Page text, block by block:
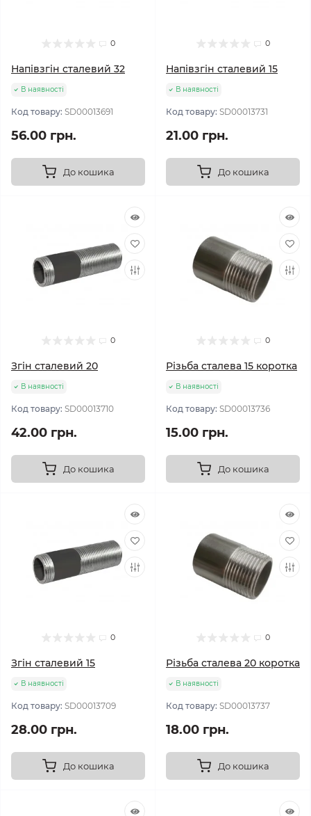
0
Напівзгін сталевий 32
В наявності
Код товару: SD00013691
56.00 грн.
До кошика
0
Напівзгін сталевий 15
В наявності
Код товару: SD00013731
21.00 грн.
До кошика
0
Згін сталевий 20
В наявності
Код товару: SD00013710
42.00 грн.
До кошика
0
Різьба сталева 15 коротка
В наявності
Код товару: SD00013736
15.00 грн.
До кошика
0
Згін сталевий 15
В наявності
Код товару: SD00013709
28.00 грн.
До кошика
0
Різьба сталева 20 коротка
В наявності
Код товару: SD00013737
18.00 грн.
До кошика